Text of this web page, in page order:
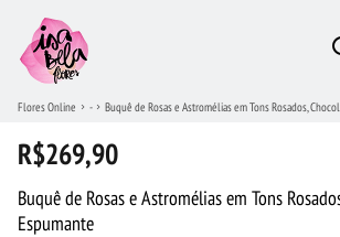
Flores Online - Buquê de Rosas e Astromélias em Tons Rosados,
R$269,90
Buquê de Rosas e Astromélias em Tons
Espumante